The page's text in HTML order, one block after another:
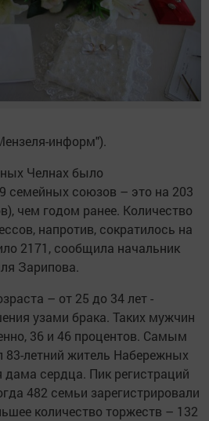
информ").
Челнах было
семейных союзов – это на 203
чем годом ранее. Количество
напротив, сократилось на
2171, сообщила начальник
Зарипова.
– от 25 до 34 лет -
узами брака. Таких мужчин
36 и 46 процентов. Самым
летний житель Набережных
дама сердца. Пик регистраций
482 семьи зарегистрировали
количество торжеств – 132